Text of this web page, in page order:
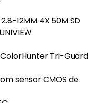
2.8-12MM 4X 50M SD
Tri-Guard
sensor CMOS de